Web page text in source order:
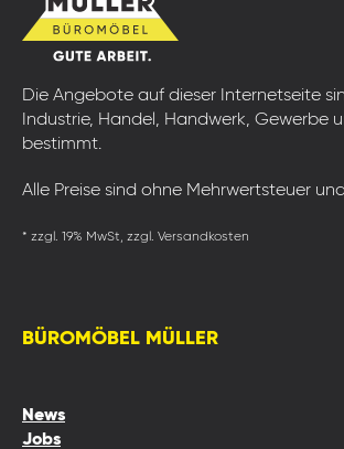
Die Angebote auf dieser Internetseite
Industrie, Handel, Handwerk, Gewerbe
bestimmt.
Alle Preise sind ohne Mehrwertsteuer
* zzgl. 19% MwSt, zzgl. Versandkosten
BÜROMÖBEL MÜLLER
News
Jobs